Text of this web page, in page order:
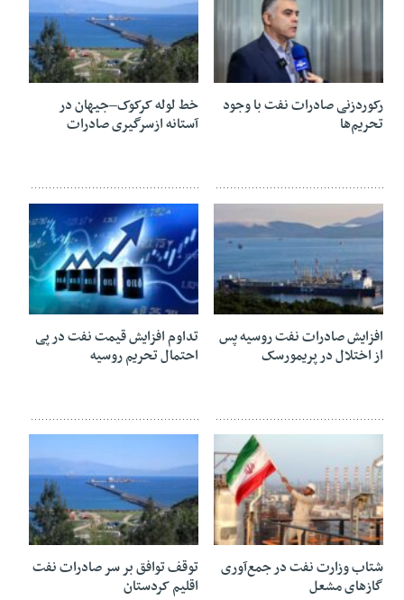
17 مهر 1404
رکوردزنی صادرات نفت با وجود
تحریم‌ها
29 شهریور 1404
خط لوله کرکوک–جیهان در
آستانه ازسرگیری صادرات
29 شهریور 1404
افزایش صادرات نفت روسیه پس
از اختلال در پریمورسک
18 شهریور 1404
تداوم افزایش قیمت نفت در پی
احتمال تحریم روسیه
05 شهریور 1404
شتاب وزارت نفت در جمع‌آوری
گازهای مشعل
18 مرداد 1404
توقف توافق بر سر صادرات نفت
اقلیم کردستان